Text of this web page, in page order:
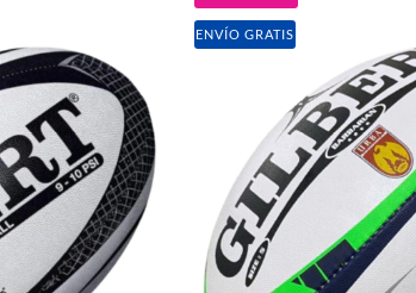
ENVÍO GRATIS